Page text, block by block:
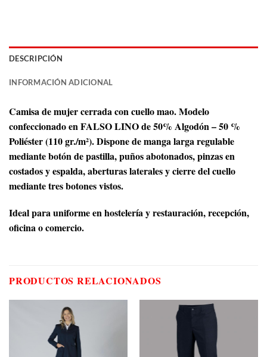
DESCRIPCIÓN
INFORMACIÓN ADICIONAL
Camisa de mujer cerrada con cuello mao. Modelo
confeccionado en FALSO LINO de 50% Algodón – 50 %
Poliéster (110 gr./m²). Dispone de manga larga regulable
mediante botón de pastilla, puños abotonados, pinzas en
costados y espalda, aberturas laterales y cierre del cuello
mediante tres botones vistos.
Ideal para uniforme en hostelería y restauración, recepción,
oficina o comercio.
PRODUCTOS RELACIONADOS